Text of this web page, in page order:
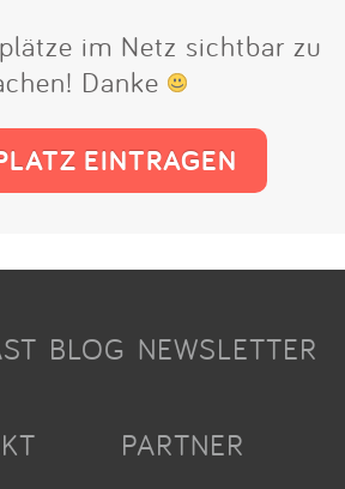
im Netz sichtbar zu
Danke
EINTRAGEN
BLOG NEWSLETTER
PARTNER